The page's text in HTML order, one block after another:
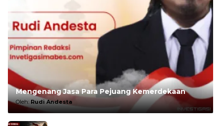
Mengenang Jasa Para Pejuang Kemerdekaan
Oleh:Rudi Andesta